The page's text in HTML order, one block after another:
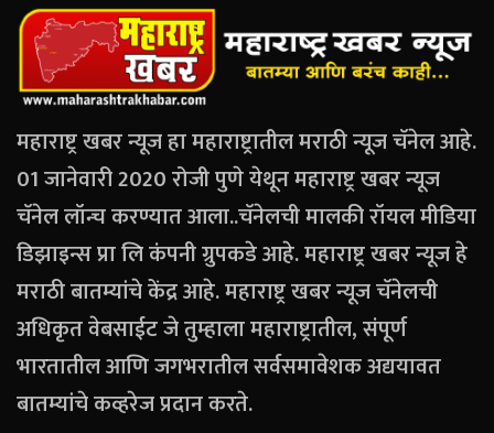
महाराष्ट्र खबर न्यूज हा महाराष्ट्रातील मराठी न्यूज चॅनेल आहे.
01 जानेवारी 2020 रोजी पुणे येथून महाराष्ट्र खबर न्यूज
चॅनेल लॉन्च करण्यात आला..चॅनेलची मालकी रॉयल मीडिया
डिझाइन्स प्रा लि कंपनी ग्रुपकडे आहे. महाराष्ट्र खबर न्यूज हे
मराठी बातम्यांचे केंद्र आहे. महाराष्ट्र खबर न्यूज चॅनेलची
अधिकृत वेबसाईट जे तुम्हाला महाराष्ट्रातील, संपूर्ण
भारतातील आणि जगभरातील सर्वसमावेशक अद्ययावत
बातम्यांचे कव्हरेज प्रदान करते.